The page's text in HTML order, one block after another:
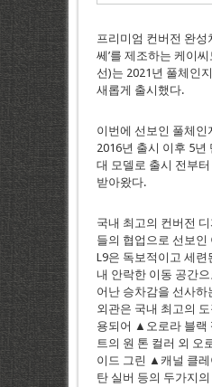
프리미엄 컨버전 완성
쎄’를 제조하는 케이
선)는 2021년 풀체인지
새롭게 출시했다.
이번에 선보인 풀체인
2016년 출시 이후 5년
대 모델로 출시 전부
받아왔다.
국내 최고의 컨버전
들의 협업으로 선보인
L9은 독보적이고 세련
내 안락한 이동 공간
어난 승차감을 선사하
외관은 국내 최고의
용되어 ▲오로라 블랙
트의 원 톤 컬러 외 오
이드 그린 ▲캐널 클
탄 실버 등의 두가지